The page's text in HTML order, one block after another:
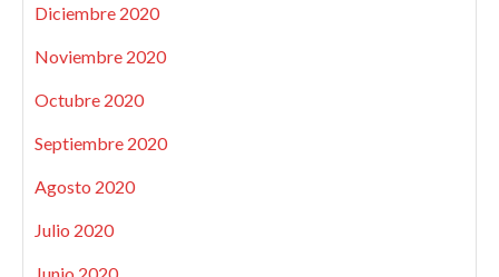
Diciembre 2020
Noviembre 2020
Octubre 2020
Septiembre 2020
Agosto 2020
Julio 2020